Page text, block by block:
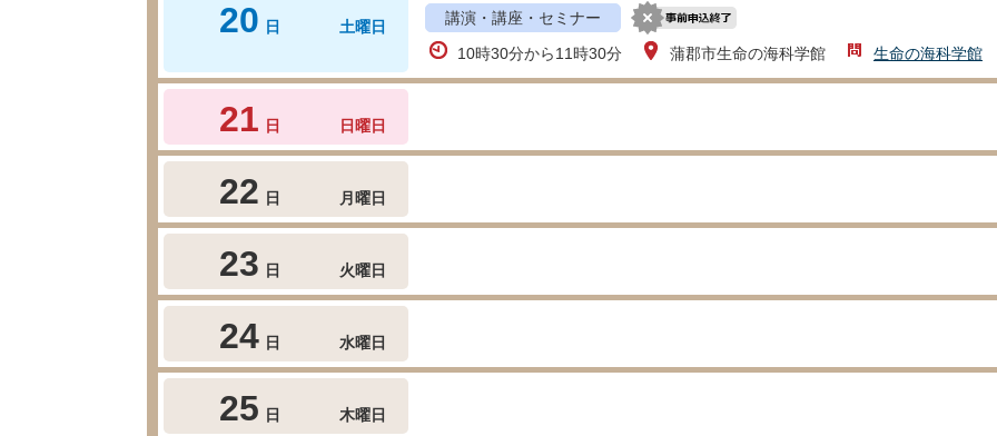
20 日 土曜日
講演・講座・セミナー
10時30分から11時30分
蒲郡市生命の海科学館 生命の海科学館
21 日 日曜日
22 日 月曜日
23 日 火曜日
24 日 水曜日
25 日 木曜日